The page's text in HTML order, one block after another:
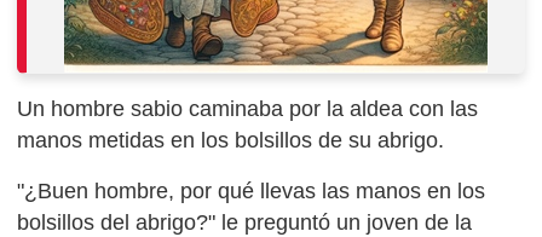
Un hombre sabio caminaba por la aldea con las
manos metidas en los bolsillos de su abrigo.
"¿Buen hombre, por qué llevas las manos en los
bolsillos del abrigo?" le preguntó un joven de la